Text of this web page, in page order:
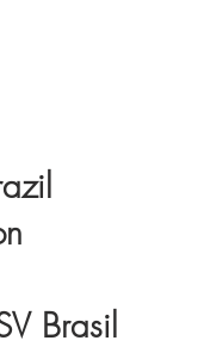
Brasil